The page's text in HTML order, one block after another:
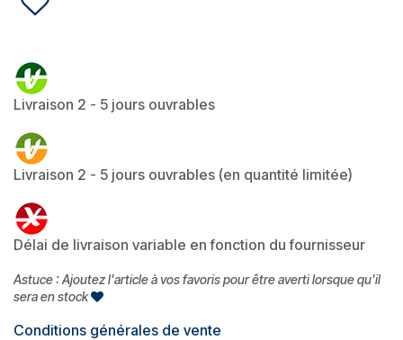
Livraison 2 - 5 jours ouvrables
Livraison 2 - 5 jours ouvrables (en quantité limitée)
Délai de livraison variable en fonction du fournisseur
Astuce : Ajoutez l'article à vos favoris pour être averti lorsque qu'il
sera en stock
Conditions générales de vente